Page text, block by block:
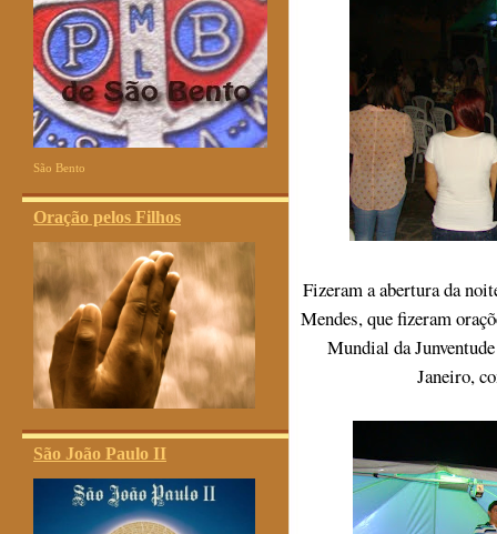
São Bento
Oração pelos Filhos
São João Paulo II
Fizeram a abertura da
Mendes, que fizeram
Mundial da
Janeiro,